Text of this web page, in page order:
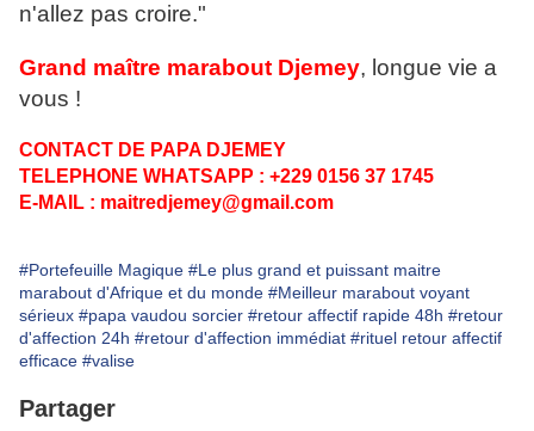
n'allez pas croire."
Grand maître marabout Djemey, longue vie a
vous !
CONTACT DE PAPA DJEMEY
TELEPHONE WHATSAPP : +229 0156 37 1745
E-MAIL : maitredjemey@gmail.com
#Portefeuille Magique #Le plus grand et puissant maitre
marabout d'Afrique et du monde #Meilleur marabout voyant
sérieux #papa vaudou sorcier #retour affectif rapide 48h #retour
d'affection 24h #retour d'affection immédiat #rituel retour affectif
efficace #valise
Partager